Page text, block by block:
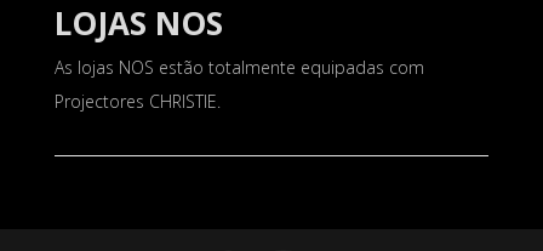
LOJAS NOS
As lojas NOS estão totalmente equipadas com
Projectores CHRISTIE.